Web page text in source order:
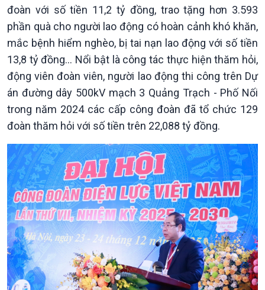
Chính trị
Tin Chính trị
Chính phủ với người dân
Quốc hội với cử tri
Xây dựng đảng
Nhận diện sự thật
Pháp luật và đời sống
Thế giới
Tin thế giới
Vấn đề quốc tế
Hồ sơ sự kiện quốc tế
Thế giới & Việt Nam
bền
đoàn với số tiền 11,2 tỷ đồng, trao tặng hơn 3.593
phần quà cho người lao động có hoàn cảnh khó khăn,
mắc bệnh hiểm nghèo, bị tai nạn lao động với số tiền
13,8 tỷ đồng… Nổi bật là công tác thực hiện thăm hỏi,
động viên đoàn viên, người lao động thi công trên Dự
án đường dây 500kV mạch 3 Quảng Trạch - Phố Nối
trong năm 2024 các cấp công đoàn đã tổ chức 129
đoàn thăm hỏi với số tiền trên 22,088 tỷ đồng.